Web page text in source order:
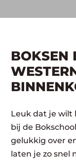
BOKSEN
Leuk dat je wilt
bij de
gelukkig over
laten je zo snel